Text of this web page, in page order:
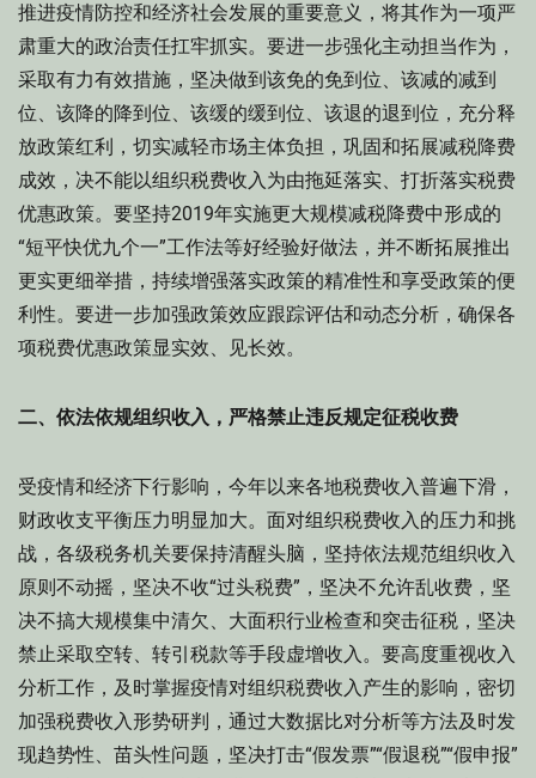
推进疫情防控和经济社会发展的重要意义，将其作为一项严
肃重大的政治责任扛牢抓实。要进一步强化主动担当作为，
采取有力有效措施，坚决做到该免的免到位、该减的减到
位、该降的降到位、该缓的缓到位、该退的退到位，充分释
放政策红利，切实减轻市场主体负担，巩固和拓展减税降费
成效，决不能以组织税费收入为由拖延落实、打折落实税费
优惠政策。要坚持2019年实施更大规模减税降费中形成的
“短平快优九个一”工作法等好经验好做法，并不断拓展推出
更实更细举措，持续增强落实政策的精准性和享受政策的便
利性。要进一步加强政策效应跟踪评估和动态分析，确保各
项税费优惠政策显实效、见长效。
二、依法依规组织收入，严格禁止违反规定征税收费
受疫情和经济下行影响，今年以来各地税费收入普遍下滑，
财政收支平衡压力明显加大。面对组织税费收入的压力和挑
战，各级税务机关要保持清醒头脑，坚持依法规范组织收入
原则不动摇，坚决不收“过头税费”，坚决不允许乱收费，坚
决不搞大规模集中清欠、大面积行业检查和突击征税，坚决
禁止采取空转、转引税款等手段虚增收入。要高度重视收入
分析工作，及时掌握疫情对组织税费收入产生的影响，密切
加强税费收入形势研判，通过大数据比对分析等方法及时发
现趋势性、苗头性问题，坚决打击“假发票”“假退税”“假申报”